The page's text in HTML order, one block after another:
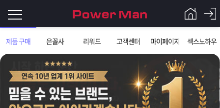
제품 구매 은꼴사 리워드 고객센터 마이페이지 섹스노하우
그
인
이
로